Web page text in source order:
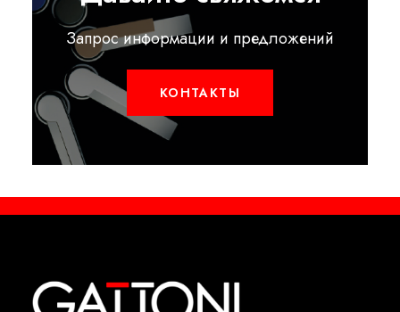
Запрос информации и предложений
КОНТАКТЫ